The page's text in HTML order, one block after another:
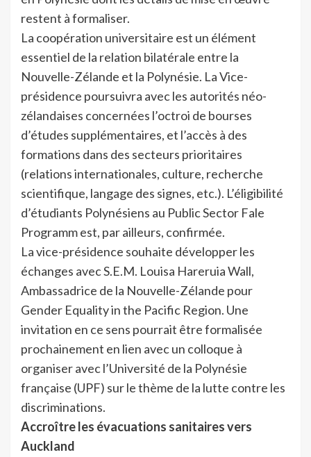
restent à formaliser.
La coopération universitaire est un élément
essentiel de la relation bilatérale entre la
Nouvelle-Zélande et la Polynésie. La Vice-
présidence poursuivra avec les autorités néo-
zélandaises concernées l’octroi de bourses
d’études supplémentaires, et l’accès à des
formations dans des secteurs prioritaires
(relations internationales, culture, recherche
scientifique, langage des signes, etc.). L’éligibilité
d’étudiants Polynésiens au Public Sector Fale
Programm est, par ailleurs, confirmée.
La vice-présidence souhaite développer les
échanges avec S.E.M. Louisa Hareruia Wall,
Ambassadrice de la Nouvelle-Zélande pour
Gender Equality in the Pacific Region. Une
invitation en ce sens pourrait être formalisée
prochainement en lien avec un colloque à
organiser avec l’Université de la Polynésie
française (UPF) sur le thème de la lutte contre les
discriminations.
Accroître les évacuations sanitaires vers
Auckland